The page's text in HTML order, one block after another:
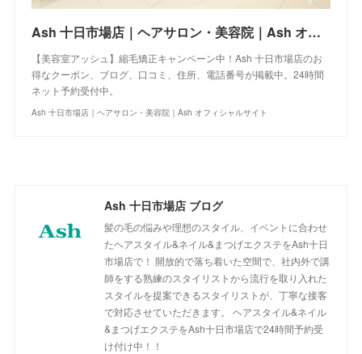
Ash 十日市場店｜ヘアサロン・美容院｜Ash オフィシャルサイト
【美容室アッシュ】縮毛矯正キャンペーン中！Ash 十日市場店のお
得なクーポン、ブログ、口コミ、住所、電話番号が掲載中。24時間
ネット予約受付中。
Ash 十日市場店｜ヘアサロン・美容院｜Ash オフィシャルサイト
Ash 十日市場店 ブログ
髪の毛の悩みや理想のスタイル、イベントに合わせ
たヘアスタイル&ネイル&まつげエクステをAsh十日
市場店で！ 開放的で落ち着いた空間で、社内外で講
師をする熟練のスタイリストから流行を取り入れた
スタイルを提案できるスタイリストが、丁寧な接客
で対応させていただきます。 ヘアスタイル&ネイル
&まつげエクステをAsh十日市場店で24時間予約受
け付け中！！